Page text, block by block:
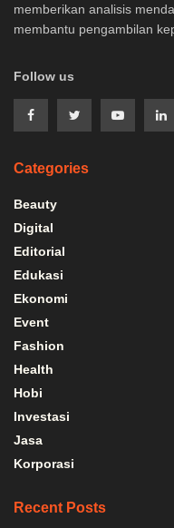
memberikan analisis
membantu pengambilan
Follow us
Categories
Beauty
Digital
Editorial
Edukasi
Ekonomi
Event
Fashion
Health
Hobi
Investasi
Jasa
Korporasi
Recent Posts